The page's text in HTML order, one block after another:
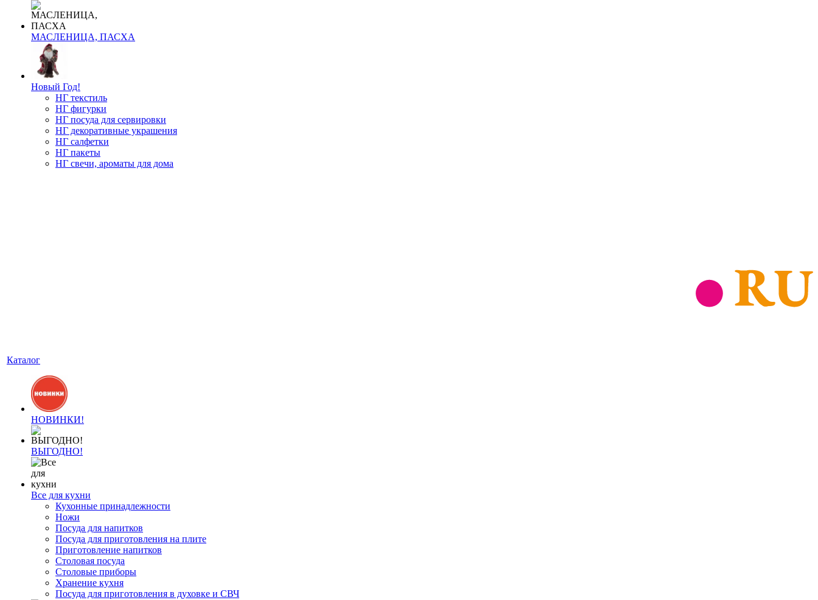
МАСЛЕНИЦА, ПАСХА
Новый Год!
НГ текстиль
НГ фигурки
НГ посуда для сервировки
НГ декоративные украшения
НГ салфетки
НГ пакеты
НГ свечи, ароматы для дома
Каталог
НОВИНКИ!
ВЫГОДНО!
Все для кухни
Кухонные принадлежности
Ножи
Посуда для напитков
Посуда для приготовления на плите
Приготовление напитков
Столовая посуда
Столовые приборы
Хранение кухня
Посуда для приготовления в духовке и СВЧ